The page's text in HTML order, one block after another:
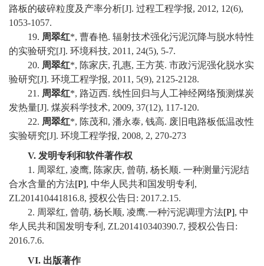
路板的破碎粒度及产率分析[J]. 过程工程学报, 2012, 12(6),
1053-1057.
19. 周翠红*, 曹春艳. 辐射技术强化污泥沉降与脱水特性
的实验研究[J]. 环境科技, 2011, 24(5), 5-7.
20. 周翠红*, 陈家庆, 孔惠, 王方英. 市政污泥强化脱水实
验研究[J]. 环境工程学报, 2011, 5(9), 2125-2128.
21. 周翠红*, 路迈西. 线性回归与人工神经网络预测煤炭
发热量[J]. 煤炭科学技术, 2009, 37(12), 117-120.
22. 周翠红*, 陈茂和, 潘永泰, 钱高. 废旧电路板低温改性
实验研究[J]. 环境工程学报, 2008, 2, 270-273
V. 发明专利和软件著作权
1. 周翠红, 凌鹰, 陈家庆, 曾萌, 杨长顺. 一种测量污泥结
合水含量的方法[P], 中华人民共和国发明专利 ,
ZL201410441816.8, 授权公告日 : 2017.2.15.
2. 周翠红, 曾萌, 杨长顺, 凌鹰.一种污泥调理方法[P], 中
华人民共和国发明专利 , ZL201410340390.7, 授权公告日 :
2016.7.6.
VI. 出版著作